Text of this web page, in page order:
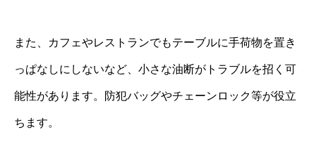
また、カフェやレストランでもテーブルに手荷物を置き
っぱなしにしないなど、小さな油断がトラブルを招く可
能性があります。防犯バッグやチェーンロック等が役立
ちます。